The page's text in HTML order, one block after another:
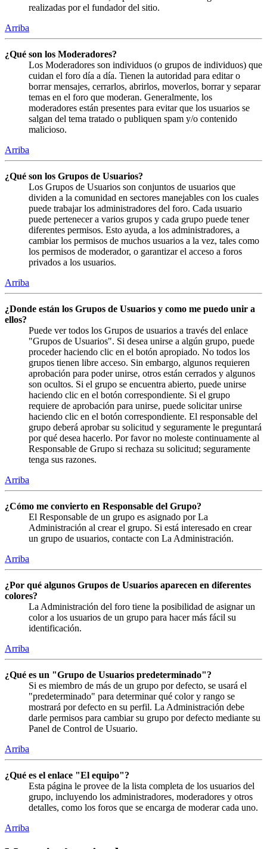
realizadas por el fundador del sitio.
Arriba
¿Qué son los Moderadores?
Los Moderadores son individuos (o grupos de individuos) que
cuidan el foro día a día. Tienen la autoridad para editar o
borrar mensajes, cerrarlos, abrirlos, moverlos, borrar y separar
temas en el foro que moderan. Generalmente, los
moderadores están presentes para evitar que los usuarios se
salgan del tema tratado o publiquen spam y/o contenido
malicioso.
Arriba
¿Qué son los Grupos de Usuarios?
Los Grupos de Usuarios son conjuntos de usuarios que
dividen a la comunidad en sectores manejables con los cuales
puede trabajar los administradores del foro. Cada usuario
puede pertenecer a varios grupos y cada grupo puede tener
diferentes permisos. Esto ayuda, a los administradores, a
cambiar los permisos de muchos usuarios a la vez, tales como
los permisos de moderador, o garantizar el acceso a foros
privados a los usuarios.
Arriba
¿Donde están los Grupos de Usuarios y como me puedo unir a
ellos?
Puede ver todos los Grupos de usuarios a través del enlace
"Grupos de Usuarios". Si desea unirse a algún grupo, puede
proceder haciendo clic en el botón apropiado. No todos los
grupos tienen libre acceso. Sin embargo, algunos requieren
aprobación para poder unirse, otros están cerrados y algunos
son ocultos. Si el grupo se encuentra abierto, puede unirse
haciendo clic en el botón correspondiente. Si el grupo
requiere de aprobación para unirse, puede solicitar unirse
haciendo clic en el botón correspondiente. El responsable del
grupo deberá aprobar su solicitud y seguramente le preguntará
por qué desea hacerlo. Por favor no moleste continuamente al
Responsable de Grupo si rechaza su solicitud; seguramente
tenga sus razones.
Arriba
¿Cómo me convierto en Responsable del Grupo?
El Responsable de un grupo es asignado por La
Administración al crear el grupo. Si está interesado en crear
un grupo de usuarios, contacte con La Administración.
Arriba
¿Por qué algunos Grupos de Usuarios aparecen en diferentes
colores?
La Administración del foro tiene la posibilidad de asignar un
color a los usuarios de un grupo para hacer más fácil su
identificación.
Arriba
¿Qué es un "Grupo de Usuarios predeterminado"?
Si es miembro de más de un grupo por defecto, se usará el
"predeterminado" para determinar qué color y rango se
mostrará por defecto en su perfil. La Administración debe
darle permisos para cambiar su grupo por defecto mediante su
Panel de Control de Usuario.
Arriba
¿Qué es el enlace "El equipo"?
Esta página le provee de la lista completa de los usuarios del
grupo, incluyendo los administradores, moderadores y otros
detalles, como los foros que se encarga de moderar cada uno.
Arriba